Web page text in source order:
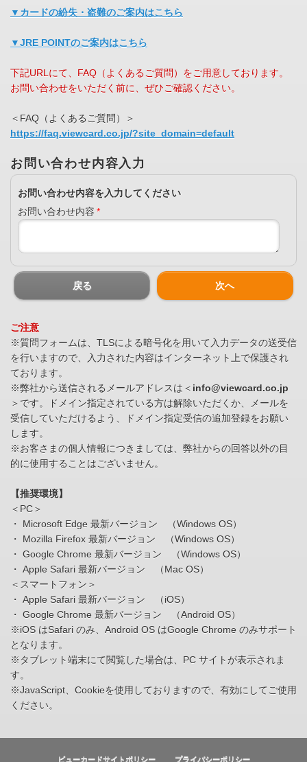
▼カードの紛失・盗難のご案内はこちら
▼JRE POINTのご案内はこちら
下記URLにて、FAQ（よくあるご質問）をご用意しております。
お問い合わせをいただく前に、ぜひご確認ください。
＜FAQ（よくあるご質問）＞
https://faq.viewcard.co.jp/?site_domain=default
お問い合わせ内容入力
お問い合わせ内容を入力してください
お問い合わせ内容 *
戻る 次へ
ご注意
※質問フォームは、TLSによる暗号化を用いて入力データの送受信
を行いますので、入力された内容はインターネット上で保護され
ております。
※弊社から送信されるメールアドレスは＜ info@viewcard.co.jp
＞です。ドメイン指定されている方は解除いただくか、メールを
受信していただけるよう、ドメイン指定受信の追加登録をお願い
します。
※お客さまの個人情報につきましては、弊社からの回答以外の目
的に使用することはございません。
【推奨環境】
＜PC＞
・ Microsoft Edge 最新バージョン （Windows OS）
・ Mozilla Firefox 最新バージョン （Windows OS）
・ Google Chrome 最新バージョン （Windows OS）
・ Apple Safari 最新バージョン （Mac OS）
＜スマートフォン＞
・ Apple Safari 最新バージョン （iOS）
・ Google Chrome 最新バージョン （Android OS）
※iOS はSafari のみ、Android OS はGoogle Chrome のみサポート
となります。
※タブレット端末にて閲覧した場合は、PC サイトが表示されま
す。
※JavaScript、Cookieを使用しておりますので、有効にしてご使用
ください。
ビューカードサイトポリシー プライバシーポリシー